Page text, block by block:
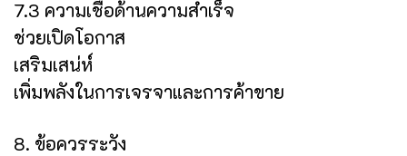
7.3 ความเชื่อด้านความสำเร็จ
ช่วยเปิดโอกาส
เสริมเสน่ห์
เพิ่มพลังในการเจรจาและการค้าขาย
8. ข้อควรระวัง